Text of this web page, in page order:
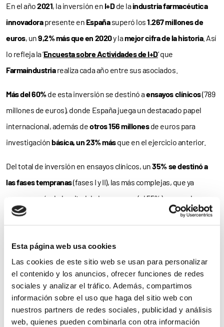
Esta página web usa cookies
Las cookies de este sitio web se usan para personalizar
el contenido y los anuncios, ofrecer funciones de redes
sociales y analizar el tráfico. Además, compartimos
información sobre el uso que haga del sitio web con
nuestros partners de redes sociales, publicidad y análisis
web, quienes pueden combinarla con otra información
En el año2021, la inversión en I+Dde laindustria farmacéutica
innovadorapresente en Españasuperó los1.267 millones de
euros, un9,2% más que en 2020y lamejor cifra de la historia. Así
lo refleja la ‘Encuesta sobre Actividades de I+D‘ que
Farmaindustriarealiza cada año entre sus asociados.
Más del 60%de esta inversión se destinó aensayos clínicos(789
millones de euros), donde España juega un destacado papel
internacional, además deotros 156 millonesde euros para
investigaciónbásica, un 23% másque en el ejercicio anterior.
Del total de inversión en ensayos clínicos, un35% se destinó a
las fases tempranas(fases I y II), las más complejas, que ya
suponen más de la mitad de los ensayos (el 55%) en marcha
actualmente en nuestro país. Un 22% de los ensayos que se
poco frecuentes.
Esta inversión en investigación clínica ha aumentado a un ritmo
medio anual del 5,3% en los últimos 10 años, pasandode 470
millones de euros en 2011 a los cerca de 800 millones de euros
en 2021